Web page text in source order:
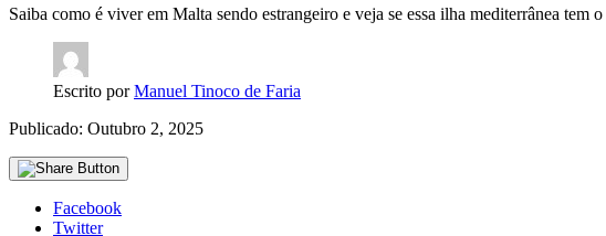
Saiba como é viver em Malta sendo estrangeiro e veja se essa ilha mediterrânea tem
Escrito porManuel Tinoco de Faria
Publicado: Outubro 2, 2025
Facebook
Twitter